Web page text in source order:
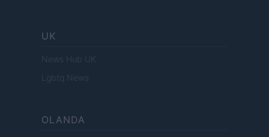
UK
News Hub UK
Lgbtq News
OLANDA